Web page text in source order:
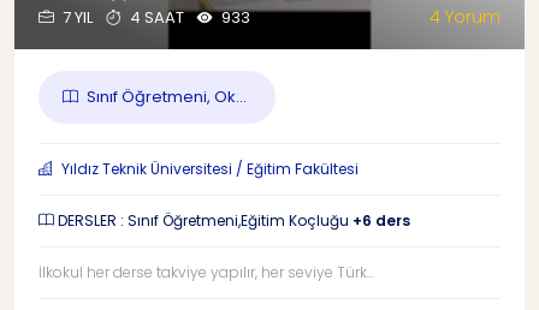
7 YIL
4 SAAT 933 4 Yorum
Sınıf Öğretmeni, Ok...
Yıldız Teknik Üniversitesi / Eğitim Fakültesi
DERSLER : Sınıf Öğretmeni,Eğitim Koçluğu +6 ders
İlkokul her derse takviye yapılır, her seviye Türk...